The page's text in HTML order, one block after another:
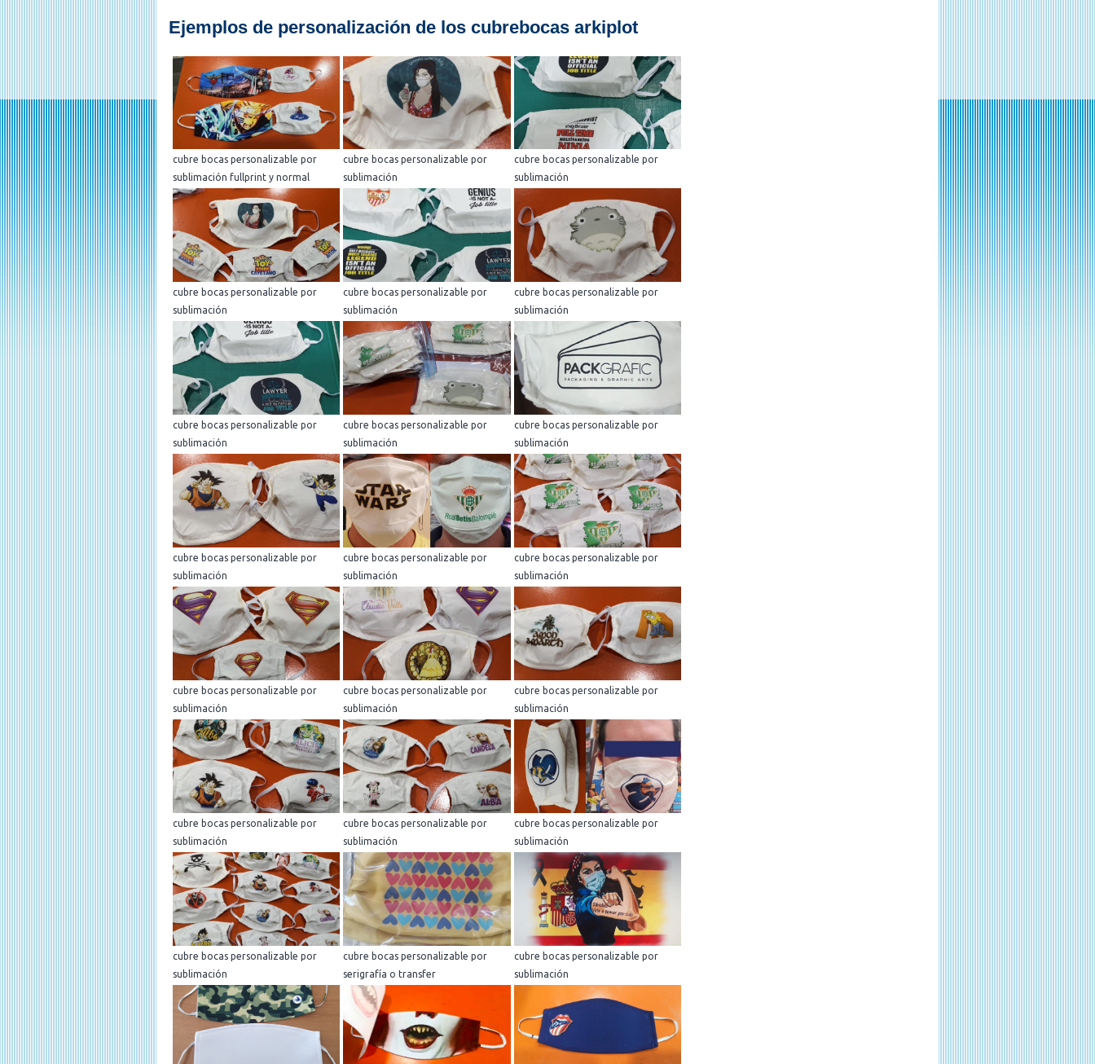
Ejemplos de personalización de los cubrebocas arkiplot
cubre bocas personalizable por
sublimación fullprint y normal
cubre bocas personalizable por
sublimación
cubre bocas personalizable por
sublimación
cubre bocas personalizable por
sublimación
cubre bocas personalizable por
sublimación
cubre bocas personalizable por
sublimación
cubre bocas personalizable por
sublimación
cubre bocas personalizable por
sublimación
cubre bocas personalizable por
sublimación
cubre bocas personalizable por
sublimación
cubre bocas personalizable por
sublimación
cubre bocas personalizable por
sublimación
cubre bocas personalizable por
sublimación
cubre bocas personalizable por
sublimación
cubre bocas personalizable por
sublimación
cubre bocas personalizable por
sublimación
cubre bocas personalizable por
sublimación
cubre bocas personalizable por
sublimación
cubre bocas personalizable por
sublimación
cubre bocas personalizable por
serigrafía o transfer
cubre bocas personalizable por
sublimación